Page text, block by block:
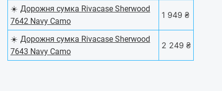
☀️ Дорожня сумка Rivacase Sherwood
7642 Navy Camo
1 949 ₴
☀️ Дорожня сумка Rivacase Sherwood
7643 Navy Camo
2 249 ₴